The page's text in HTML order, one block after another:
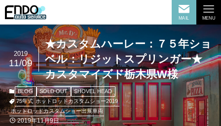
MAIL MENU
★カスタムハーレー：７５年ショ
ベル：リジットスプリンガー★
カスタマイズド栃木県W様
2019
11/09
BLOG SOLD OUT
SHOVEL HEAD
75年式 ホットロッドカスタムショー2019
ホットロッドカスタムショー出展車両
2019年11月9日